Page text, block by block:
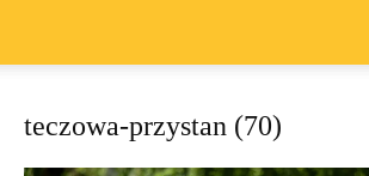
teczowa-przystan (70)